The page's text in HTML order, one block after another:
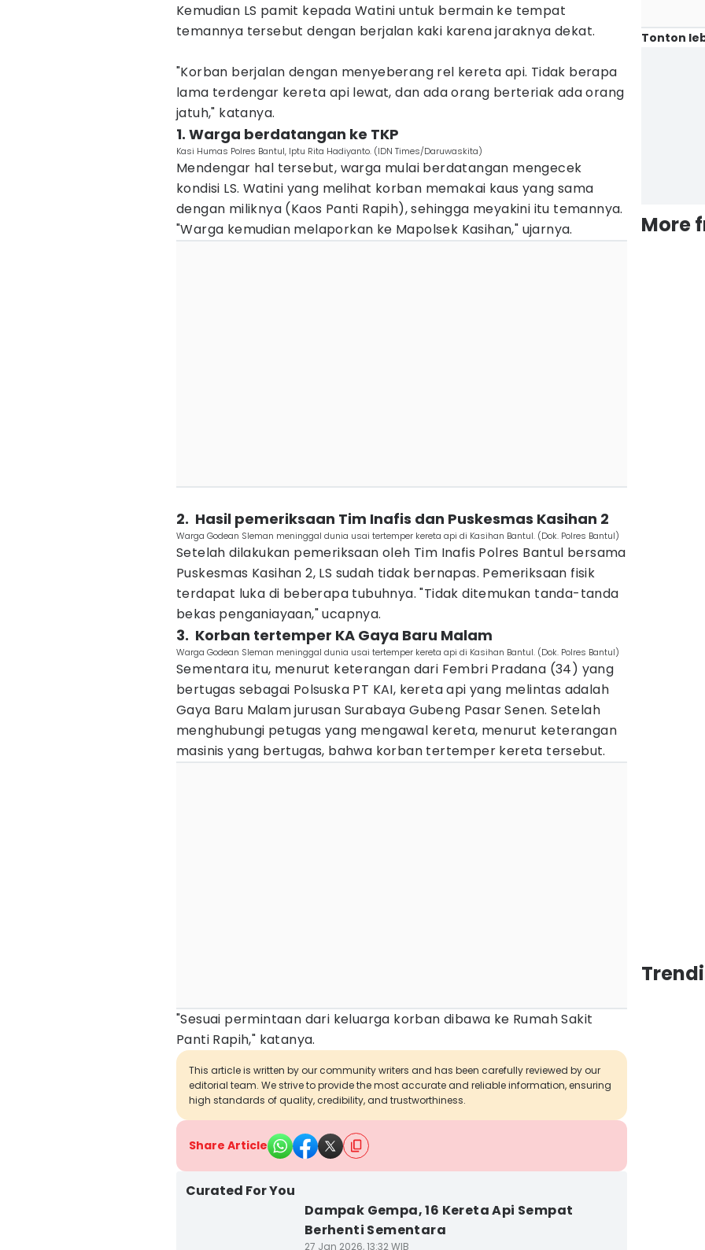
Kemudian LS pamit kepada Watini untuk bermain ke tempat
temannya tersebut dengan berjalan kaki karena jaraknya dekat.
‎"Korban berjalan dengan menyeberang rel kereta api. Tidak berapa
lama terdengar kereta api lewat, dan ada orang berteriak ada orang
jatuh," katanya.
1. ‎Warga berdatangan ke TKP
‎Kasi Humas Polres Bantul, Iptu Rita Hadiyanto. (IDN Times/Daruwaskita)
Mendengar hal tersebut, warga mulai berdatangan mengecek
kondisi LS. Watini yang melihat korban memakai kaus yang sama
dengan miliknya (Kaos Panti Rapih), sehingga meyakini itu temannya.
‎"Warga kemudian melaporkan ke Mapolsek Kasihan," ujarnya.
2. ‎ Hasil pemeriksaan Tim Inafis dan Puskesmas Kasihan 2
Warga Godean Sleman meninggal dunia usai tertemper kereta api di Kasihan Bantul. (Dok. Polres Bantul)
Setelah dilakukan pemeriksaan oleh Tim Inafis Polres Bantul bersama
Puskesmas Kasihan 2, LS sudah tidak bernapas. Pemeriksaan fisik
terdapat luka di beberapa tubuhnya. "Tidak ditemukan tanda-tanda
bekas penganiayaan," ucapnya.
3. ‎ Korban tertemper KA Gaya Baru Malam
Warga Godean Sleman meninggal dunia usai tertemper kereta api di Kasihan Bantul. (Dok. Polres Bantul)
Sementara itu, menurut keterangan dari Fembri Pradana (34) yang
bertugas sebagai Polsuska PT KAI, kereta api yang melintas adalah
Gaya Baru Malam jurusan Surabaya Gubeng Pasar Senen. Setelah
menghubungi petugas yang mengawal kereta, menurut keterangan
masinis yang bertugas, bahwa korban tertemper kereta tersebut.‎
‎"Sesuai permintaan dari keluarga korban dibawa ke Rumah Sakit
Panti Rapih," katanya.
This article is written by our community writers and has been carefully reviewed by our
editorial team. We strive to provide the most accurate and reliable information, ensuring
high standards of quality, credibility, and trustworthiness.
Share Article
Curated For You
Dampak Gempa, 16 Kereta Api Sempat
Berhenti Sementara
27 Jan 2026, 13:32 WIB
Tonton
More